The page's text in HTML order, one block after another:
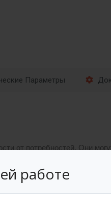
работе
Параметры
от потребностей. Они
которое способствует